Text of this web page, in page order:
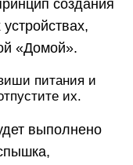
создания
«Домой».
питания и
их.
выполнено